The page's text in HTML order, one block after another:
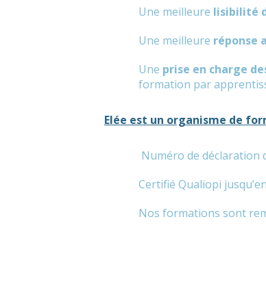
Une meilleure lisibilité
Une meilleure réponse
Une prise en charge
formation par
Elée est un organisme de
Numéro de déclaration
Certifié Qualiopi
Nos formations sont